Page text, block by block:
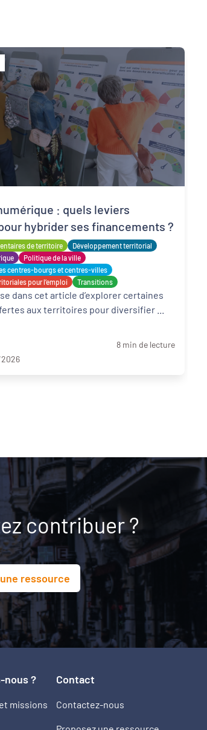
de territoire
Développement territorial
Politique de la ville
centres-bourgs et centres-villes
pour l’emploi
Transitions
: quels leviers
hybrider ses financements ?
dans cet article d’explorer certaines
8 min de lecture
2026
contribuer ?
ressource
nous ?
missions
Contact
Contactez-nous